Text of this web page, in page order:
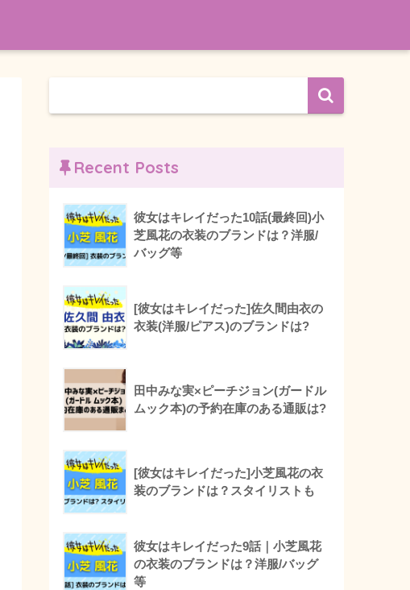
Recent Posts
彼女はキレイだった10話(最終回)小
芝風花の衣装のブランドは？洋服/
バッグ等
[彼女はキレイだった]佐久間由衣の
衣装(洋服/ピアス)のブランドは?
田中みな実×ピーチジョン(ガードル
ムック本)の予約在庫のある通販は?
[彼女はキレイだった]小芝風花の衣
装のブランドは？スタイリストも
彼女はキレイだった9話｜小芝風花
の衣装のブランドは？洋服/バッグ
等